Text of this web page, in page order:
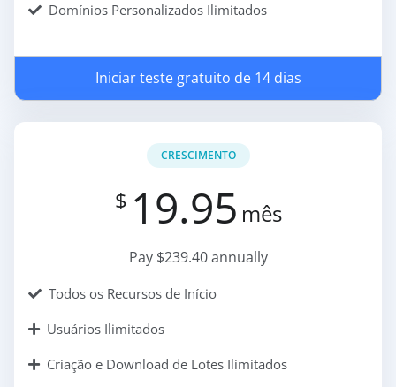
Domínios Personalizados Ilimitados
Iniciar teste gratuito de 14 dias
CRESCIMENTO
$ 19.95 mês
Pay $239.40 annually
Todos os Recursos de Início
Usuários Ilimitados
Criação e Download de Lotes Ilimitados